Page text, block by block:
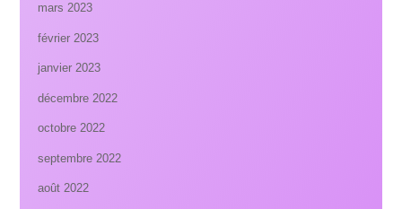
mars 2023
février 2023
janvier 2023
décembre 2022
octobre 2022
septembre 2022
août 2022